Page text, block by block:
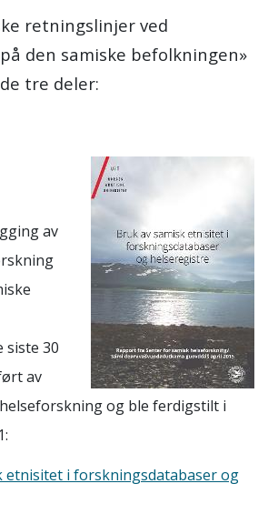
retningslinjer ved
den samiske befolkningen»
tre deler:
av
siste 30
av
og ble ferdigstilt i
etnisitet i forskningsdatabaser og